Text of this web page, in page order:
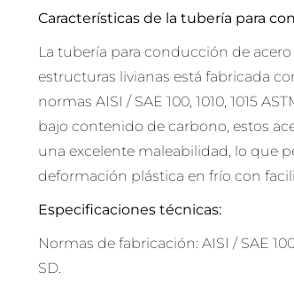
Características de la tubería para
La tubería para conducción de
estructuras livianas está fabricada
normas AISI / SAE 100, 1010, 1015
bajo contenido de carbono, estos
una excelente maleabilidad, lo que
deformación plástica en frío con
Especificaciones técnicas:
Normas de fabricación: AISI / SAE 100,
SD.